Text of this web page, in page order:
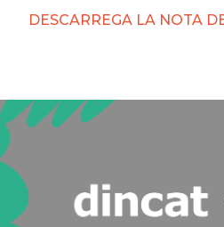
DESCARREGA LA NOTA